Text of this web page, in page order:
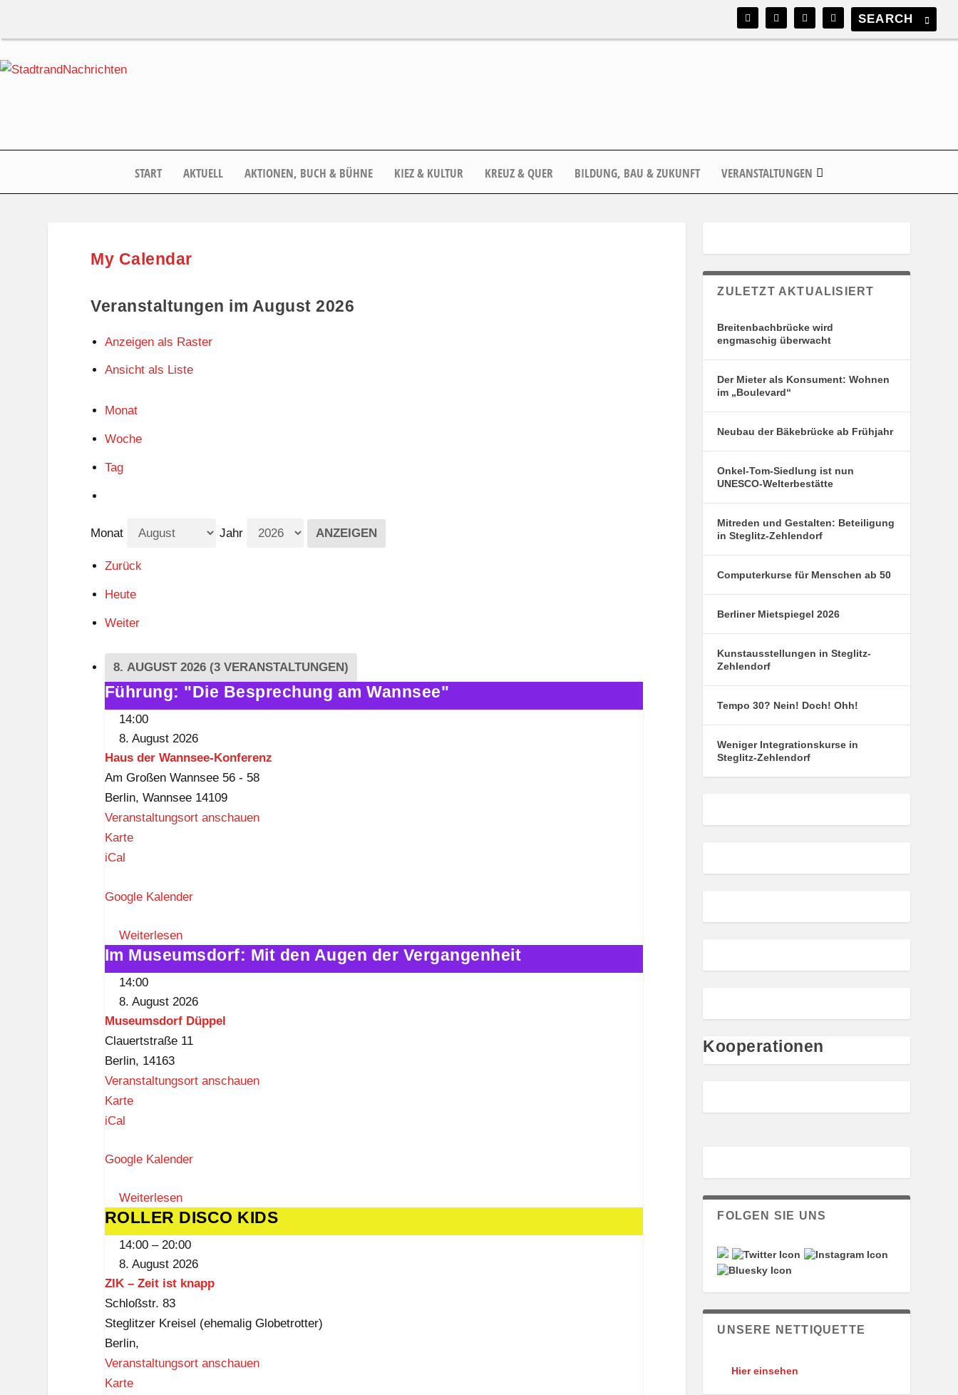
START AKTUELL AKTIONEN, BUCH & BÜHNE KIEZ & KULTUR KREUZ & QUER BILDUNG, BAU & ZUKUNFT VERANSTALTUNGEN
My Calendar
Veranstaltungen im August 2026
Anzeigen als Raster
Ansicht als Liste
Monat
Woche
Tag
Monat Jahr
Zurück
Heute
Weiter
8. AUGUST 2026 (3 VERANSTALTUNGEN)
Führung:
"Die
Besprechung
am
Wannsee"
Führung: "Die Besprechung am Wannsee"
14:00
8. August 2026
Haus der Wannsee-Konferenz
Am Großen Wannsee 56 - 58
Berlin, Wannsee 14109
Veranstaltungsort anschauen
KarteH
s
e
r
W
a
n
n
s
e
e
o
f
r
e
n
z
iCal
Google Kalender
Weiterlesen
Im
Museumsdorf:
den
Augen
der
Vergangenheit
Im Museumsdorf: Mit den Augen der Vergangenheit
14:00
8. August 2026
Museumsdorf Düppel
Clauertstraße 11
Berlin, 14163
Veranstaltungsort anschauen
KarteM
e
m
s
d
o
f
D
ü
p
p
iCal
Google Kalender
Weiterlesen
ROLLER
DISCO
KIDS
ROLLER DISCO KIDS
14:00 – 20:00
8. August 2026
ZIK – Zeit ist knapp
Schloßstr. 83
Steglitzer Kreisel (ehemalig Globetrotter)
Berlin,
Veranstaltungsort anschauen
KarteZ
ZULETZT AKTUALISIERT
Breitenbachbrücke wird
engmaschig überwacht
Der Mieter als Konsument: Wohnen
im „Boulevard“
Neubau der Bäkebrücke ab Frühjahr
Onkel-Tom-Siedlung ist nun
UNESCO-Welterbestätte
Mitreden und Gestalten: Beteiligung
in Steglitz-Zehlendorf
Computerkurse für Menschen ab 50
Berliner Mietspiegel 2026
Kunstausstellungen in Steglitz-
Zehlendorf
Tempo 30? Nein! Doch! Ohh!
Weniger Integrationskurse in
Steglitz-Zehlendorf
Kooperationen
FOLGEN SIE UNS
UNSERE NETTIQUETTE
Hier einsehen